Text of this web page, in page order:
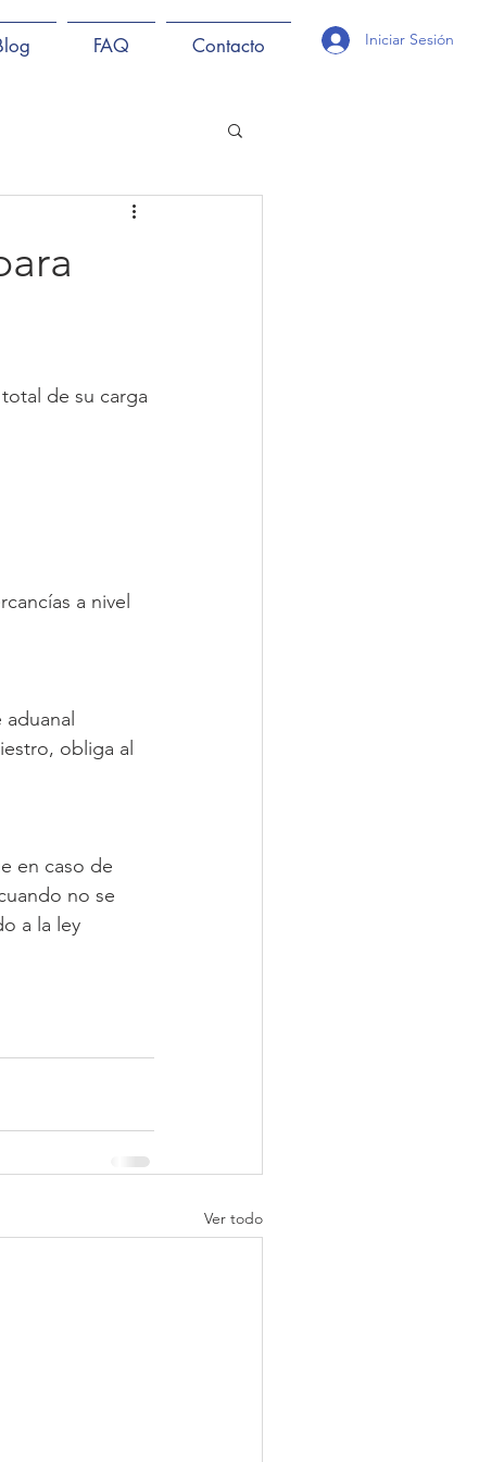
FAQ Contacto Iniciar Sesión
de su carga
a nivel
obliga al
en caso de
no se
a la ley
Ver todo